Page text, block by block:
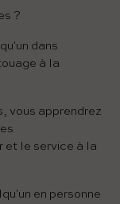
?
dans
à la
vous apprendrez
et le service à la
en personne